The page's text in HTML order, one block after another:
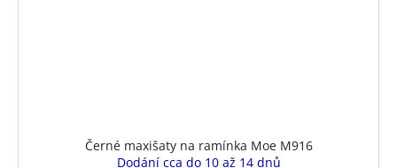
Černé maxišaty na ramínka Moe M916
Dodání cca do 10 až 14 dnů